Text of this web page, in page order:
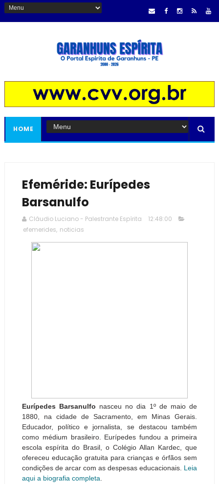
HOME
Efeméride: Eurípedes
Barsanulfo
Cláudio Luciano - Palestrante Espírita
12:48:00
efemerides, noticias
Eurípedes Barsanulfo nasceu no dia 1º de maio de
1880, na cidade de Sacramento, em Minas Gerais.
Educador, político e jornalista, se destacou também
como médium brasileiro. Eurípedes fundou a primeira
escola espírita do Brasil, o Colégio Allan Kardec, que
ofereceu educação gratuita para crianças e órfãos sem
condições de arcar com as despesas educacionais. Leia
aqui a biografia completa.